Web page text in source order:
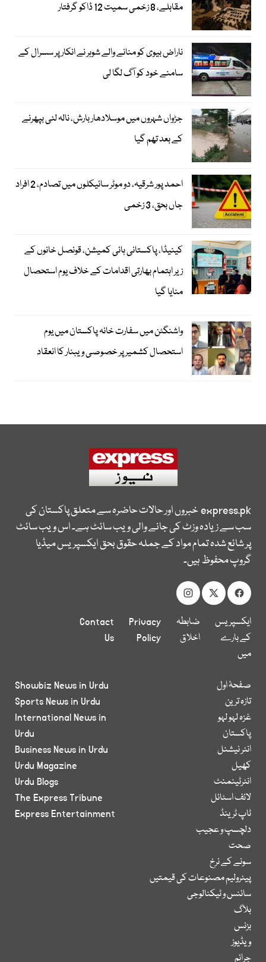
مقابلے، 8 زخمی سمیت 12 ڈاکو گرفتار
ناراض بیوی کو منانے والے شوہر نے انکار پر سسرال کے
سامنے خود کو آگ لگا لی
جڑواں شہروں میں موسلادھار بارش، نالہ لئی بپھرنے
کے بعد تھم گیا
احمد پور شرقیہ، دو موٹر سائیکلوں میں تصادم، 2 افراد
جاں بحق، 3 زخمی
کینیڈا، پاکستانی ہائی کمیشن، قونصل خانوں کے
زیر اہتمام بھارتی اقدامات کے خلاف یوم استحصال
منایا گیا
واشنگٹن میں سفارت خانہ پاکستان میں یوم
استحصال کشمیر پر خصوصی ویبنار کا انعقاد
express.pkخبروں اور حالات حاضرہ سے متعلق پاکستان کی
سب سے زیادہ وزٹ کی جانے والی ویب سائٹ ہے۔ اس ویب سائٹ
پر شائع شدہ تمام مواد کے جملہ حقوق بحق ایکسپریس میڈیا
گروپ محفوظ ہیں۔
ایکسپریس
کے بارے
میں
ضابطہ
اخلاق
Privacy
Policy
Contact
Us
صفحۂ اول
تازہ ترین
غزہ لہو لہو
پاکستان
انٹر نیشنل
کھیل
انٹرٹینمنٹ
لائف اسٹائل
ٹاپ ٹرینڈ
دلچسپ و عجیب
صحت
سونے کے نرخ
پیٹرولیم مصنوعات کی قیمتیں
سائنس و ٹیکنالوجی
بلاگ
بزنس
ویڈیوز
جرائم
Showbiz News in Urdu
Sports News in Urdu
International News in
Urdu
Business News in Urdu
Urdu Magazine
Urdu Blogs
The Express Tribune
Express Entertainment